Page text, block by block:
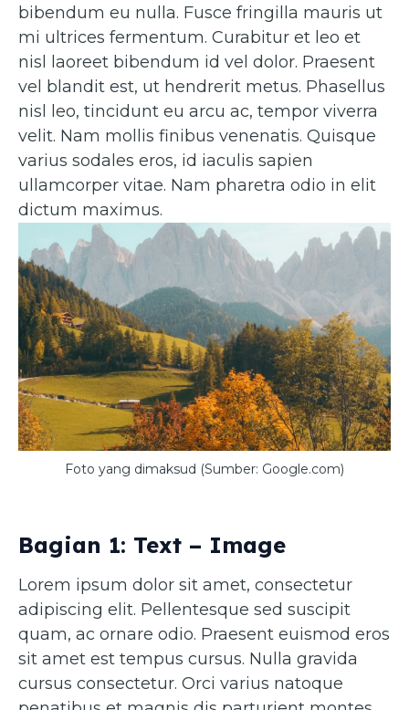
bibendum eu nulla. Fusce fringilla mauris ut
mi ultrices fermentum. Curabitur et leo et
nisl laoreet bibendum id vel dolor. Praesent
vel blandit est, ut hendrerit metus. Phasellus
nisl leo, tincidunt eu arcu ac, tempor viverra
velit. Nam mollis finibus venenatis. Quisque
varius sodales eros, id iaculis sapien
ullamcorper vitae. Nam pharetra odio in elit
dictum maximus.
Foto yang dimaksud (Sumber: Google.com)
Bagian 1: Text – Image
Lorem ipsum dolor sit amet, consectetur
adipiscing elit. Pellentesque sed suscipit
quam, ac ornare odio. Praesent euismod eros
sit amet est tempus cursus. Nulla gravida
cursus consectetur. Orci varius natoque